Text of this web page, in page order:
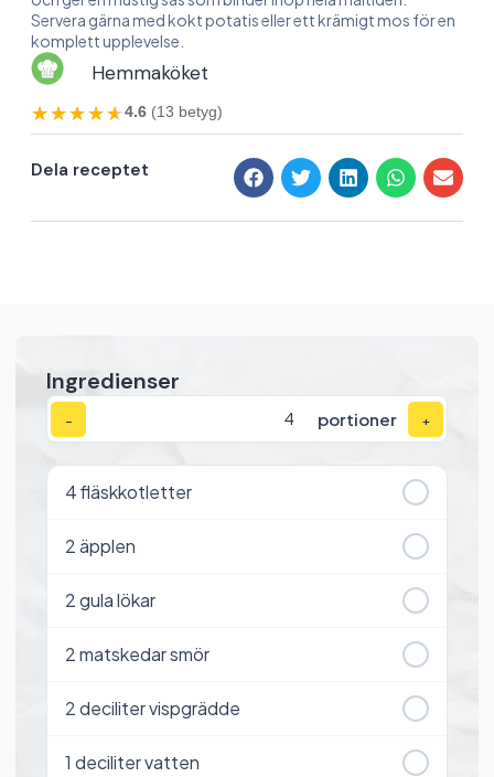
Servera gärna med kokt potatis eller ett krämigt mos för en
komplett upplevelse.
Hemmaköket
★★★★★
★★★★★4.6 (13 betyg)
Dela receptet
Ingredienser
− portioner +
4fläskkotletter
2äpplen
2gula lökar
2matskedar smör
2deciliter vispgrädde
1 deciliter vatten